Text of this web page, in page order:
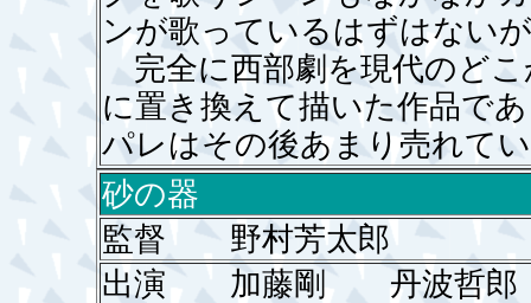
ンが歌っているはずはない
完全に西部劇を現代のど
に置き換えて描いた作品で
パレはその後あまり売れて
砂の器
監督 野村芳太郎
出演 加藤剛 丹波哲